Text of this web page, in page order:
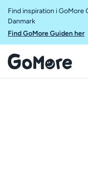
Find inspiration i GoMore
Danmark
Find GoMore Guiden her